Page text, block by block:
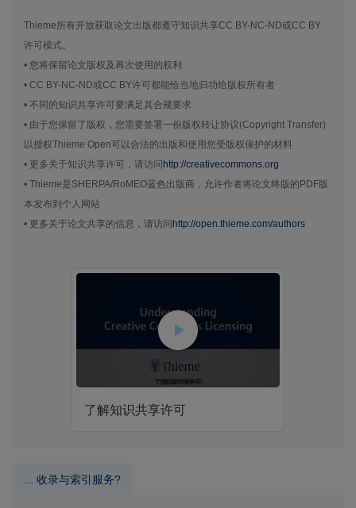
Thieme所有开放获取论文出版都遵守知识共享CC BY-NC-ND或CC BY
许可模式。
• 您将保留论文版权及再次使用的权利
• CC BY-NC-ND或CC BY许可都能恰当地归功给版权所有者
• 不同的知识共享许可要满足其合规要求
• 由于您保留了版权，您需要签署一份版权转让协议(Copyright Transfer)
以授权Thieme Open可以合法的出版和使用您受版权保护的材料
• 更多关于知识共享许可，请访问http://creativecommons.org
• Thieme是SHERPA/RoMEO蓝色出版商，允许作者将论文终版的PDF版
本发布到个人网站
• 更多关于论文共享的信息，请访问http://open.thieme.com/authors
了解知识共享许可
... 收录与索引服务?